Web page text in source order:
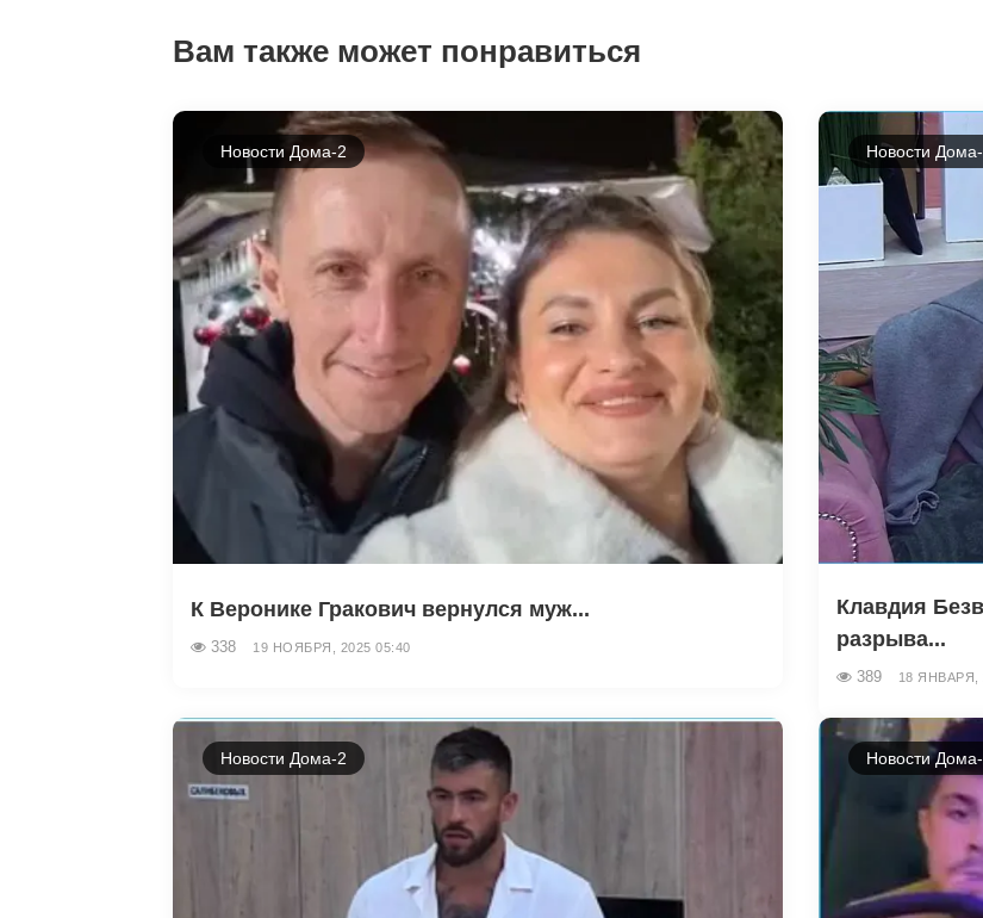
Вам также может понравиться
Новости Дома-2
К Веронике Гракович вернулся муж...
338 19 НОЯБРЯ, 2025 05:40
Новости
Клавдия
разрыва...
389 18 ЯНВАРЯ,
Новости Дома-2 Новости